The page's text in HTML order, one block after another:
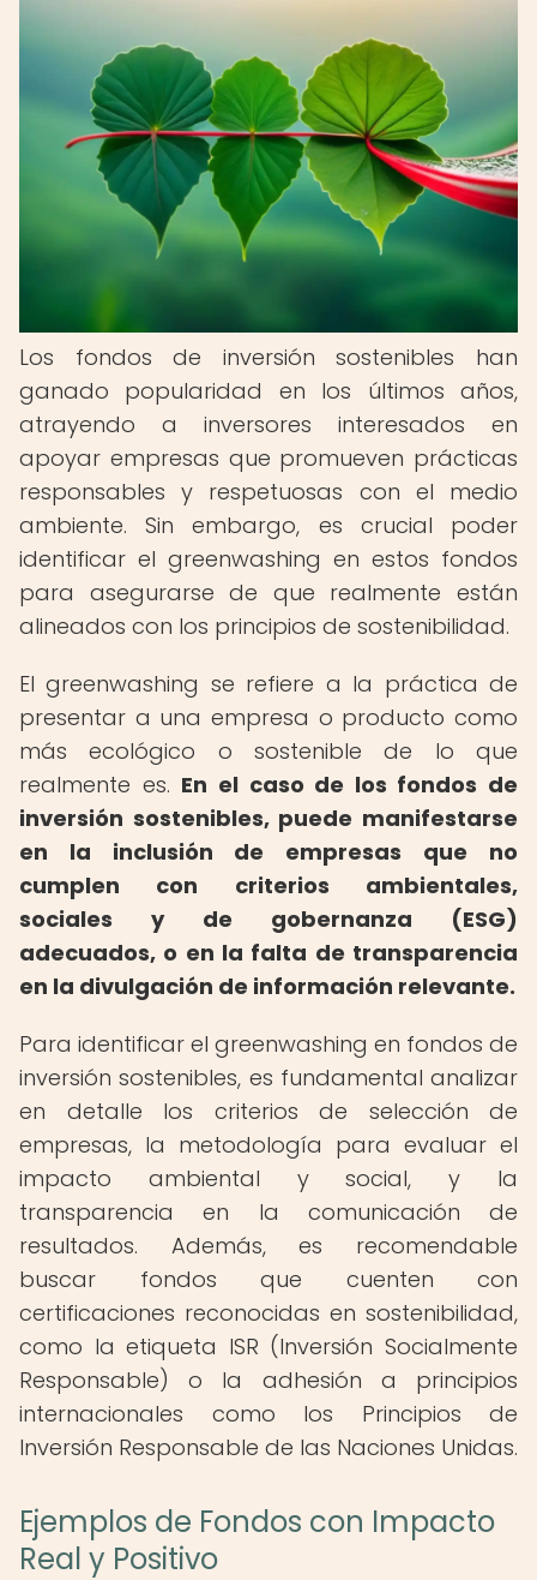
Los fondos de inversión sostenibles han
ganado popularidad en los últimos años,
atrayendo a inversores interesados en
apoyar empresas que promueven prácticas
responsables y respetuosas con el medio
ambiente. Sin embargo, es crucial poder
identificar el greenwashing en estos fondos
para asegurarse de que realmente están
alineados con los principios de sostenibilidad.
El greenwashing se refiere a la práctica de
presentar a una empresa o producto como
más ecológico o sostenible de lo que
realmente es. En el caso de los fondos de
inversión sostenibles, puede manifestarse
en la inclusión de empresas que no
cumplen con criterios ambientales,
sociales y de gobernanza (ESG)
adecuados, o en la falta de transparencia
en la divulgación de información relevante.
Para identificar el greenwashing en fondos de
inversión sostenibles, es fundamental analizar
en detalle los criterios de selección de
empresas, la metodología para evaluar el
impacto ambiental y social, y la
transparencia en la comunicación de
resultados. Además, es recomendable
buscar fondos que cuenten con
certificaciones reconocidas en sostenibilidad,
como la etiqueta ISR (Inversión Socialmente
Responsable) o la adhesión a principios
internacionales como los Principios de
Inversión Responsable de las Naciones Unidas.
Ejemplos de Fondos con Impacto
Real y Positivo